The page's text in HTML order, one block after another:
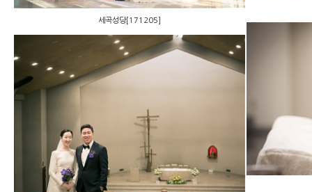
세곡성당[171205]
수서성당 [180120]